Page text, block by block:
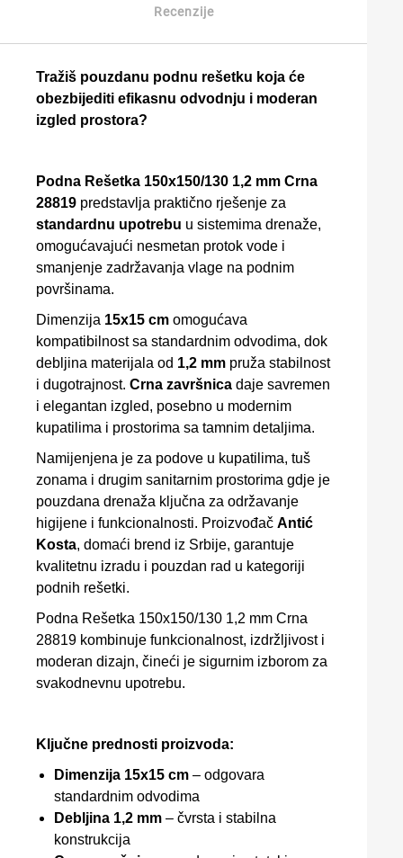
Recenzije
Tražiš pouzdanu podnu rešetku koja će
obezbijediti efikasnu odvodnju i moderan
izgled prostora?
Podna Rešetka 150x150/130 1,2 mm Crna
28819 predstavlja praktično rješenje za
standardnu upotrebu u sistemima drenaže,
omogućavajući nesmetan protok vode i
smanjenje zadržavanja vlage na podnim
površinama.
Dimenzija 15x15 cm omogućava
kompatibilnost sa standardnim odvodima, dok
debljina materijala od 1,2 mm pruža stabilnost
i dugotrajnost. Crna završnica daje savremen
i elegantan izgled, posebno u modernim
kupatilima i prostorima sa tamnim detaljima.
Namijenjena je za podove u kupatilima, tuš
zonama i drugim sanitarnim prostorima gdje je
pouzdana drenaža ključna za održavanje
higijene i funkcionalnosti. Proizvođač Antić
Kosta, domaći brend iz Srbije, garantuje
kvalitetnu izradu i pouzdan rad u kategoriji
podnih rešetki.
Podna Rešetka 150x150/130 1,2 mm Crna
28819 kombinuje funkcionalnost, izdržljivost i
moderan dizajn, čineći je sigurnim izborom za
svakodnevnu upotrebu.
Ključne prednosti proizvoda:
Dimenzija 15x15 cm – odgovara
standardnim odvodima
Debljina 1,2 mm – čvrsta i stabilna
konstrukcija